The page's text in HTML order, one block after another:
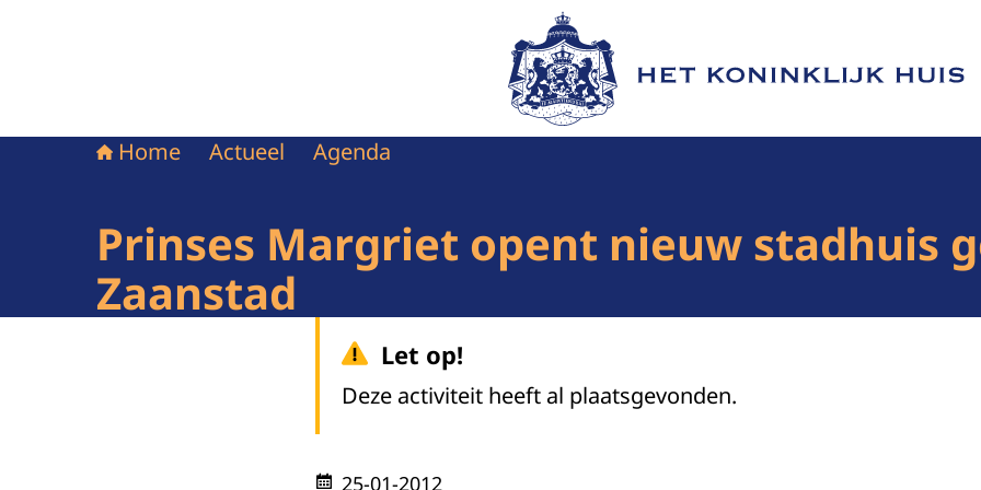
Naar de homepage van Het Koninklijk Huis
Home Actueel Agenda
Prinses Margriet opent nieuw stadhuis
Zaanstad
Let op!
Deze activiteit heeft al plaatsgevonden.
25-01-2012